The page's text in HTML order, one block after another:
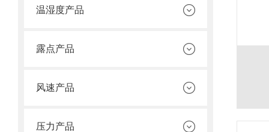
温湿度产品
露点产品
风速产品
压力产品